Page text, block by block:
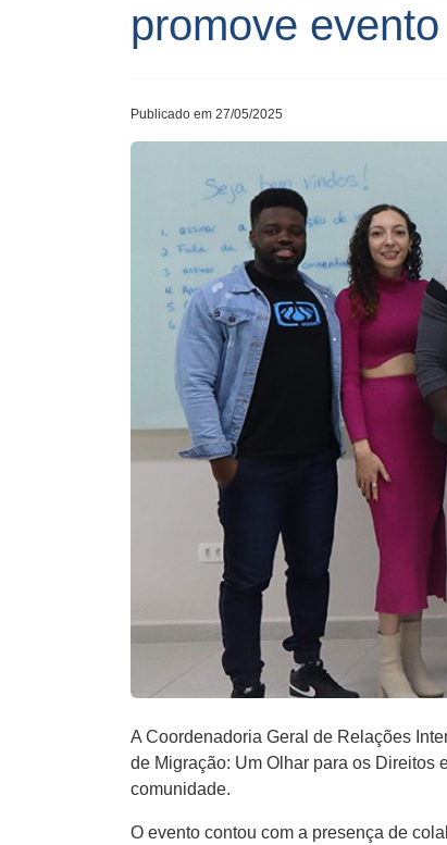
promove
Publicado em 27/05/2025
A Coordenadoria Geral de Relações
de Migração: Um Olhar para os Direitos
comunidade.
O evento contou com a presença de